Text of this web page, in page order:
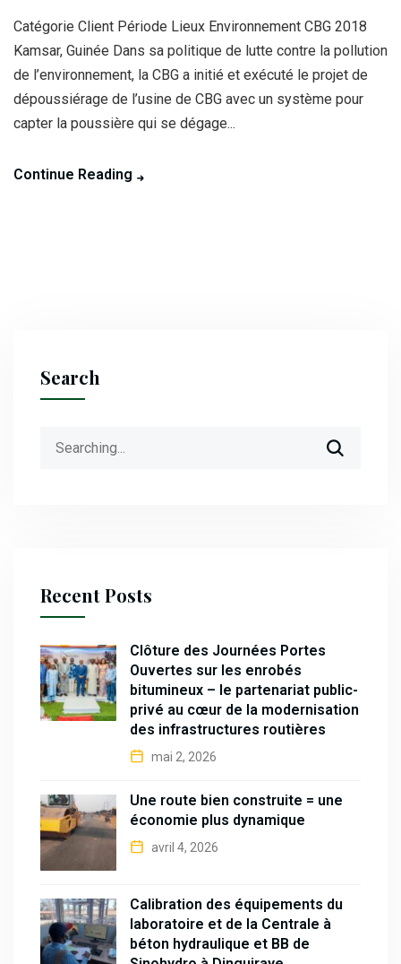
Catégorie Client Période Lieux Environnement CBG 2018
Kamsar, Guinée Dans sa politique de lutte contre la pollution
de l’environnement, la CBG a initié et exécuté le projet de
dépoussiérage de l’usine de CBG avec un système pour
capter la poussière qui se dégage...
Continue Reading
Search
Recent Posts
Clôture des Journées Portes
Ouvertes sur les enrobés
bitumineux – le partenariat public-
privé au cœur de la modernisation
des infrastructures routières
mai 2, 2026
Une route bien construite = une
économie plus dynamique
avril 4, 2026
Calibration des équipements du
laboratoire et de la Centrale à
béton hydraulique et BB de